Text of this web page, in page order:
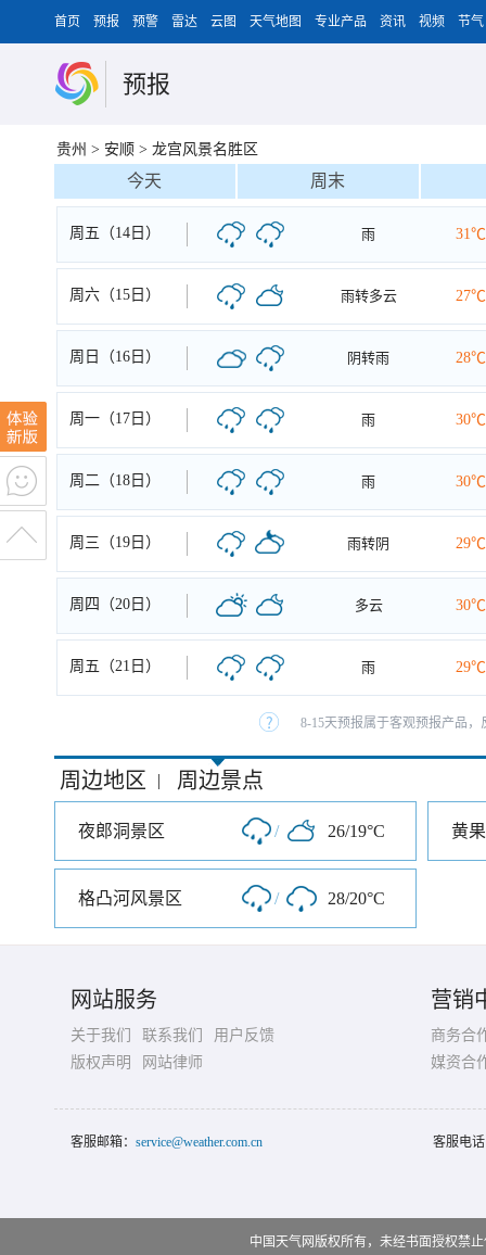
首页 预报 预警 雷达 云图 天气地图 专业产品 资讯 视频 节气
预报
贵州 > 安顺 > 龙宫风景名胜区
今天 周末
周五（14日） 雨 31℃
周六（15日） 雨转多云 27℃
周日（16日） 阴转雨 28℃
周一（17日） 雨 30℃
周二（18日） 雨 30℃
周三（19日） 雨转阴 29℃
周四（20日） 多云 30℃
周五（21日） 雨 29℃
8-15天预报属于客观预报产品
周边地区 | 周边景点
夜郎洞景区 / 26/19°C 黄
格凸河风景区 / 28/20°C
网站服务
关于我们 联系我们
用户反馈
版权声明
网站律师
营销
商务合
媒资合
客服邮箱： service@weather.com.cn 客服电
中国天气网版权所有，未经书面授权